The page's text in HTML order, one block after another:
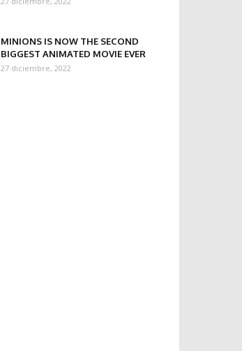
MINIONS IS NOW THE SECOND
BIGGEST ANIMATED MOVIE EVER
27 diciembre, 2022